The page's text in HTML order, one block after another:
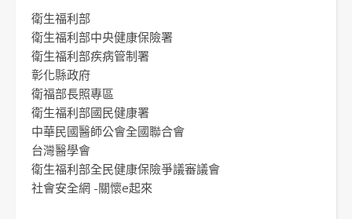
衛生福利部
衛生福利部中央健康保險署
衛生福利部疾病管制署
彰化縣政府
衛福部長照專區
衛生福利部國民健康署
中華民國醫師公會全國聯合會
台灣醫學會
衛生福利部全民健康保險爭議審議會
社會安全網 -關懷e起來